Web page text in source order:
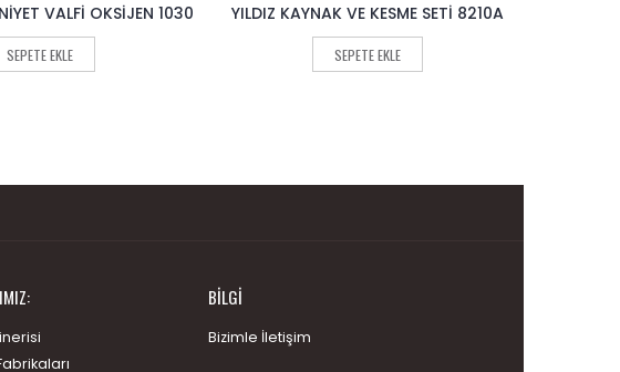
0
of
5
VALFİ OKSİJEN 1030
SEPETE EKLE
0
of
5
YILDIZ KAYNAK VE KESME SETİ 8210A
SEPETE EKLE
BILGI
Bizimle İletişim